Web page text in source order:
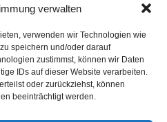
verwalten
verwenden wir Technologien wie
speichern und/oder darauf
zustimmst, können wir Daten
IDs auf dieser Website verarbeiten.
oder zurückziehst, können
beeinträchtigt werden.
Sie uns für eine indi­vi­du­